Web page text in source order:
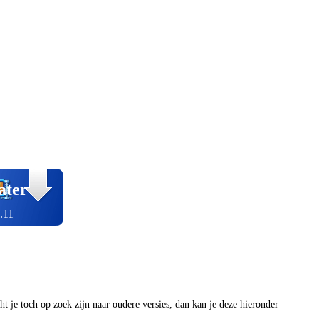
je toch op zoek zijn naar oudere versies, dan kan je deze hieronder